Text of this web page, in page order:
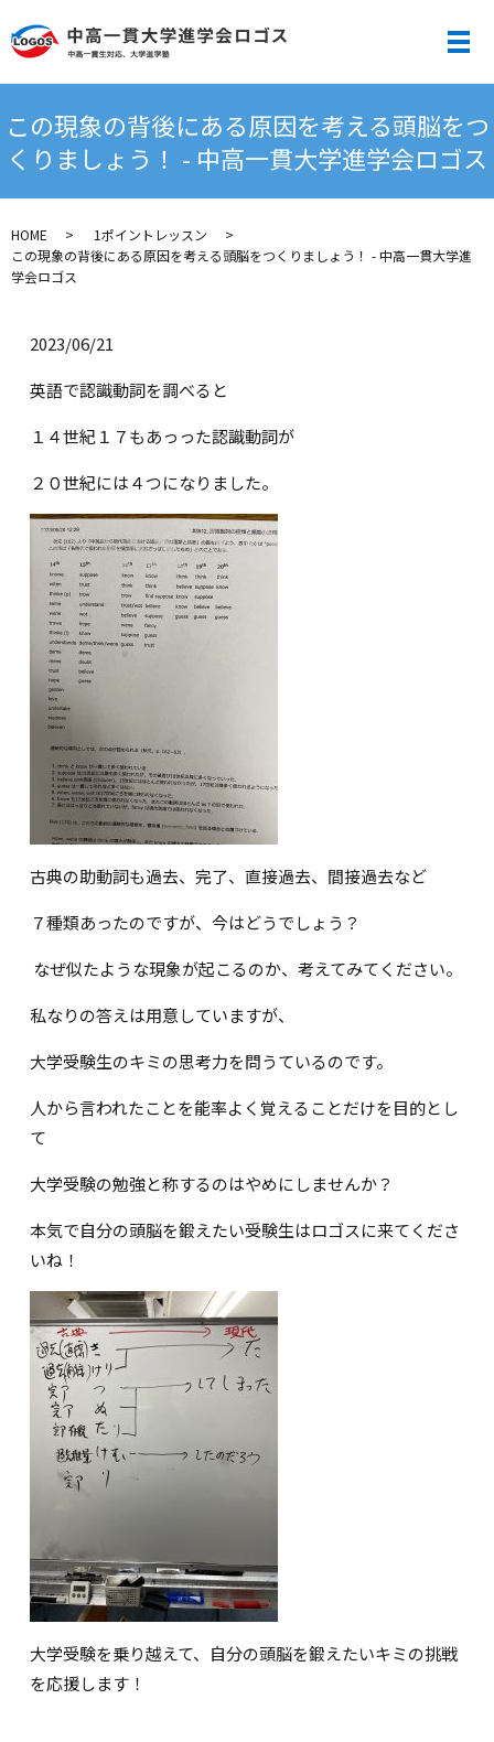
メ
この現象の背後にある原因を考える頭脳をつ
くりましょう！ - 中高一貫大学進学会ロゴス
HOME
1ポイントレッスン
この現象の背後にある原因を考える頭脳をつくりましょう！ - 中高一貫大学進
学会ロゴス
2023/06/21
英語で認識動詞を調べると
１４世紀１７もあっった認識動詞が
２０世紀には４つになりました。
古典の助動詞も過去、完了、直接過去、間接過去など
７種類あったのですが、今はどうでしょう？
なぜ似たような現象が起こるのか、考えてみてください。
私なりの答えは用意していますが、
大学受験生のキミの思考力を問うているのです。
人から言われたことを能率よく覚えることだけを目的とし
て
大学受験の勉強と称するのはやめにしませんか？
本気で自分の頭脳を鍛えたい受験生はロゴスに来てくださ
いね！
大学受験を乗り越えて、自分の頭脳を鍛えたいキミの挑戦
を応援します！